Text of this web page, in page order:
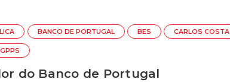
BANCO DE PORTUGAL BES CARLOS COSTA
GPPS
do Banco de Portugal